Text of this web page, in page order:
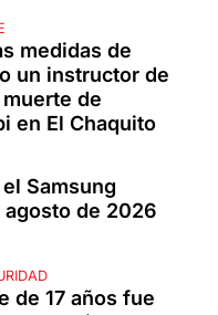
medidas de
un instructor de
de
en El Chaquito
Samsung
agosto de 2026
de 17 años fue